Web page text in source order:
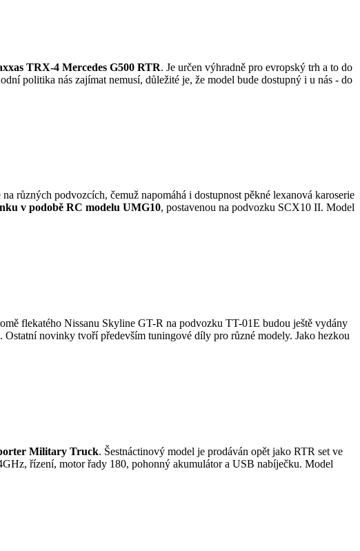
TRX-4 Mercedes G500 RTR. Je určen výhradně pro evropský trh a to do
politika nás zajímat nemusí, důležité je, že model bude dostupný i u nás - do
různých podvozcích, čemuž napomáhá i dostupnost pěkné lexanová karoserie
v podobě RC modelu UMG10, postavenou na podvozku SCX10 II. Model
flekatého Nissanu Skyline GT-R na podvozku TT-01E budou ještě vydány
novinky tvoří především tuningové díly pro různé modely. Jako hezkou
Military Truck. Šestnáctinový model je prodáván opět jako RTR set ve
řízení, motor řady 180, pohonný akumulátor a USB nabíječku. Model